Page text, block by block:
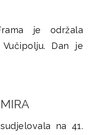
je održala
Dan je
na 41.